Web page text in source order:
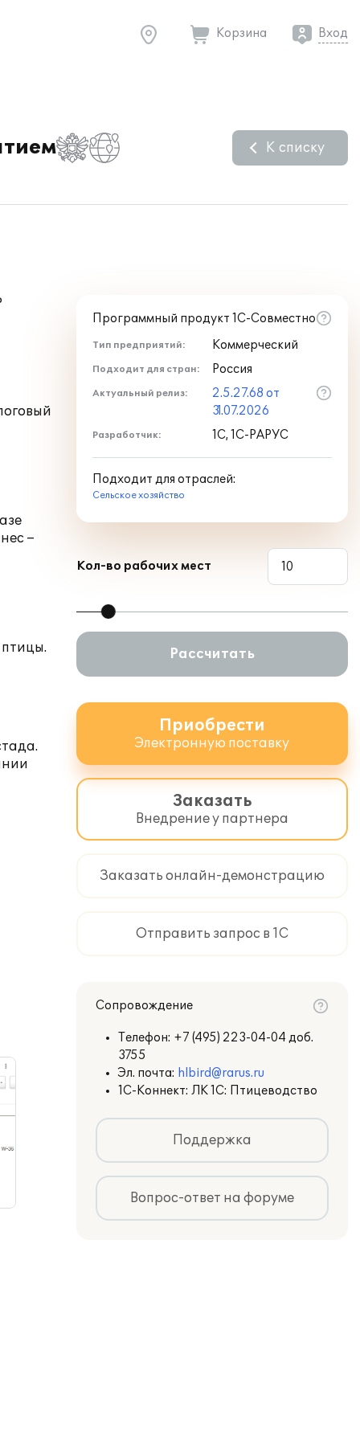
Корзина Вход
К списку
–
Программный продукт 1С-Совместно
Тип предприятий: Коммерческий
Подходит для стран: Россия
Актуальный релиз:
2.5.27.68 от
31.07.2026
Разработчик: 1С, 1С-РАРУС
Подходит для отраслей:
Сельское хозяйство
Кол-во рабочих мест
Рассчитать
Приобрести
Электронную поставку
Заказать
Внедрение у партнера
Заказать онлайн-демонстрацию
Отправить запрос в 1С
Сопровождение
Телефон: +7 (495) 223-04-04 доб.
3755
Эл. почта: hlbird@rarus.ru
1С-Коннект: ЛК 1С: Птицеводство
Поддержка
Вопрос-ответ на форуме